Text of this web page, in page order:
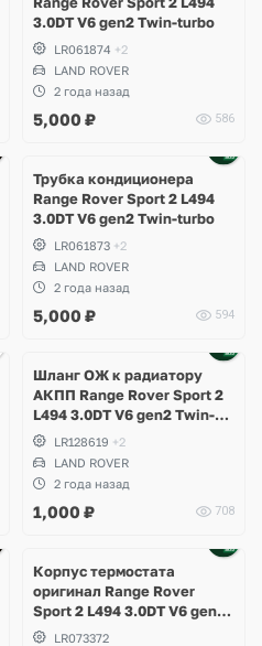
3.0DT V6 gen2 Twin-turbo
LR061874 +2
LAND ROVER
2 года назад
5,000 ₽ 586
Трубка кондиционера
Range Rover Sport 2 L494
3.0DT V6 gen2 Twin-turbo
LR061873 +2
LAND ROVER
2 года назад
5,000 ₽ 594
Шланг ОЖ к радиатору
АКПП Range Rover Sport 2
L494 3.0DT V6 gen2 Twin-
turboLR128619 +2
LAND ROVER
2 года назад
1,000 ₽ 708
Корпус термостата
оригинал Range Rover
Sport 2 L494 3.0DT V6 gen2
Twin-turbo
LR073372